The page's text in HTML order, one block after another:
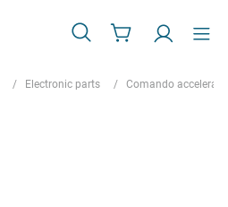
Electronic parts Comando